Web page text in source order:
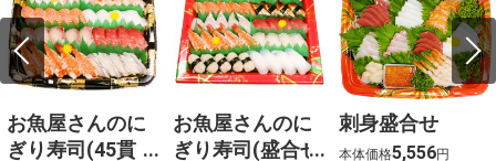
お魚屋さんのに
ぎり寿司(45貫
お魚屋さんのに
ぎり寿司(盛合せ
刺身盛合せ
本体価格5,556円